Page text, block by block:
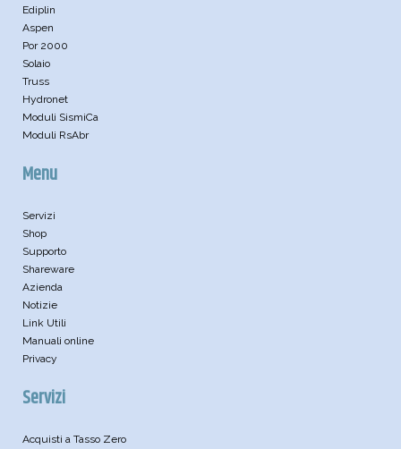
Ediplin
Aspen
Por 2000
Solaio
Truss
Hydronet
Moduli SismiCa
Moduli RsAbr
Menu
Servizi
Shop
Supporto
Shareware
Azienda
Notizie
Link Utili
Manuali online
Privacy
Servizi
Acquisti a Tasso Zero